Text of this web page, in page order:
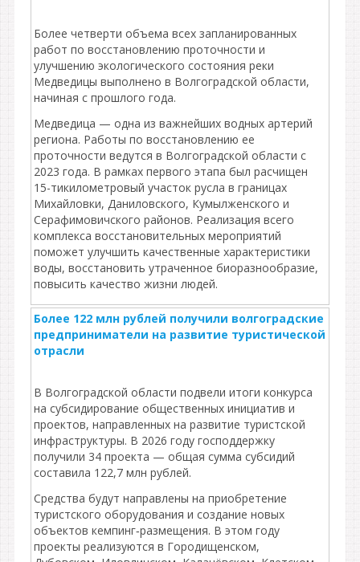
Более четверти объема всех запланированных
работ по восстановлению проточности и
улучшению экологического состояния реки
Медведицы выполнено в Волгоградской области,
начиная с прошлого года.
Медведица — одна из важнейших водных артерий
региона. Работы по восстановлению ее
проточности ведутся в Волгоградской области с
2023 года. В рамках первого этапа был расчищен
15-тикилометровый участок русла в границах
Михайловки, Даниловского, Кумылженского и
Серафимовичского районов. Реализация всего
комплекса восстановительных мероприятий
поможет улучшить качественные характеристики
воды, восстановить утраченное биоразнообразие,
повысить качество жизни людей.
Более 122 млн рублей получили волгоградские
предприниматели на развитие туристической
отрасли
В Волгоградской области подвели итоги конкурса
на субсидирование общественных инициатив и
проектов, направленных на развитие туристской
инфраструктуры. В 2026 году господдержку
получили 34 проекта — общая сумма субсидий
составила 122,7 млн рублей.
Средства будут направлены на приобретение
туристского оборудования и создание новых
объектов кемпинг‑размещения. В этом году
проекты реализуются в Городищенском,